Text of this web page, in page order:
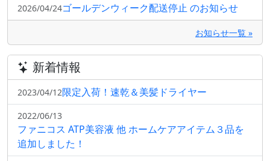
2026/04/24ゴールデンウィーク配送停止 のお知らせ
お知らせ一覧 »
新着情報
2023/04/12限定入荷！速乾＆美髪ドライヤー
2022/06/13
ファニコス ATP美容液 他 ホームケアアイテム３品を
追加しました！